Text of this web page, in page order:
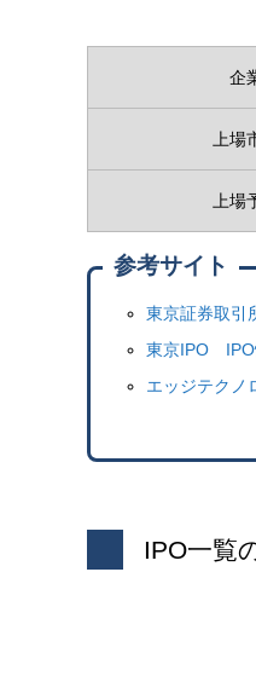
企
上場
上場
参考サイト
東京証券取
東京IPO IPO
エッジテク
IPO一覧